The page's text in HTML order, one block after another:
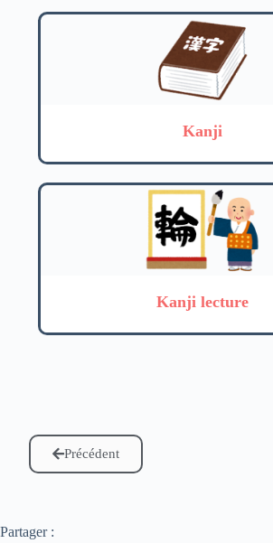
Kanji
Kanji lecture
Précédent
Partager :